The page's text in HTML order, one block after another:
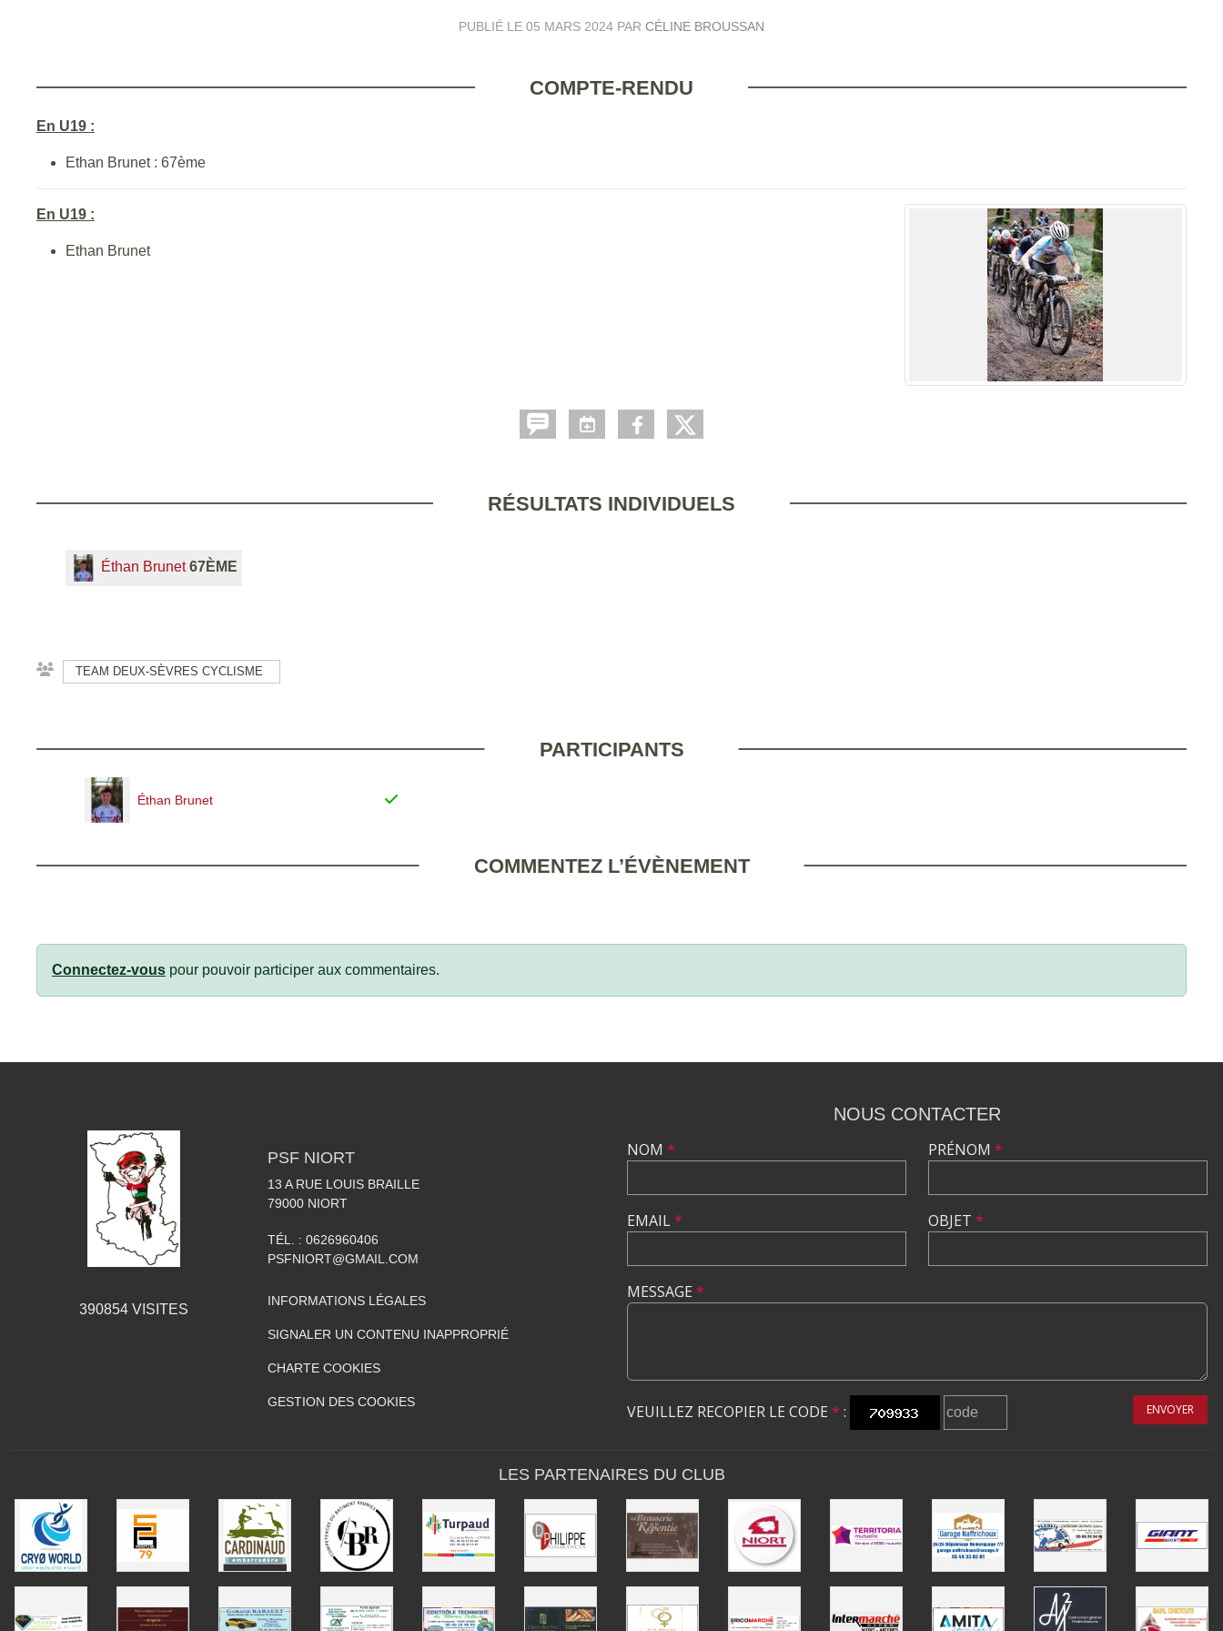
PUBLIÉ LE 05 MARS 2024 PAR CÉLINE BROUSSAN
COMPTE-RENDU
En U19 :
Ethan Brunet : 67ème
En U19 :
Ethan Brunet
RÉSULTATS INDIVIDUELS
Éthan Brunet 67ÈME
TEAM DEUX-SÈVRES CYCLISME
PARTICIPANTS
Éthan Brunet
COMMENTEZ L’ÉVÈNEMENT
Connectez-vous pour pouvoir participer aux commentaires.
390854 VISITES
PSF NIORT
13 A RUE LOUIS BRAILLE
79000 NIORT
TÉL. : 0626960406
PSFNIORT@GMAIL.COM
INFORMATIONS LÉGALES
SIGNALER UN CONTENU INAPPROPRIÉ
CHARTE COOKIES
GESTION DES COOKIES
NOUS CONTACTER
NOM *
EMAIL*
PRÉNOM *
OBJET *
MESSAGE *
VEUILLEZ RECOPIER LE CODE * : ENVOYER
LES PARTENAIRES DU CLUB